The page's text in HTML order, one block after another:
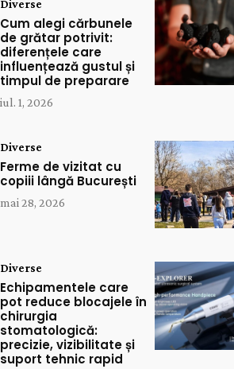
Diverse
Cum alegi cărbunele
de grătar potrivit:
diferențele care
influențează gustul și
timpul de preparare
iul. 1, 2026
Diverse
Ferme de vizitat cu
copiii lângă București
mai 28, 2026
Diverse
Echipamentele care
pot reduce blocajele în
chirurgia
stomatologică:
precizie, vizibilitate și
suport tehnic rapid